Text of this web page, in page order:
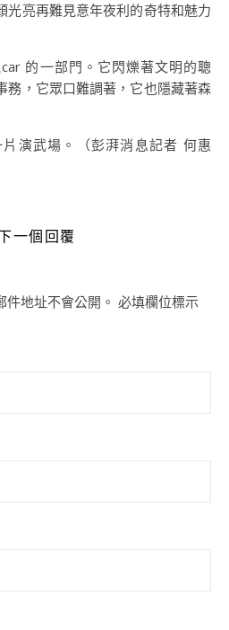
光亮再難見意年夜利的奇特和魅力
的一部門。它閃爍著文明的聰
務，它眾口難調著，它也隱藏著森
演武場。（彭湃消息記者 何惠
一個回覆
地址不會公開。 必填欄位標示